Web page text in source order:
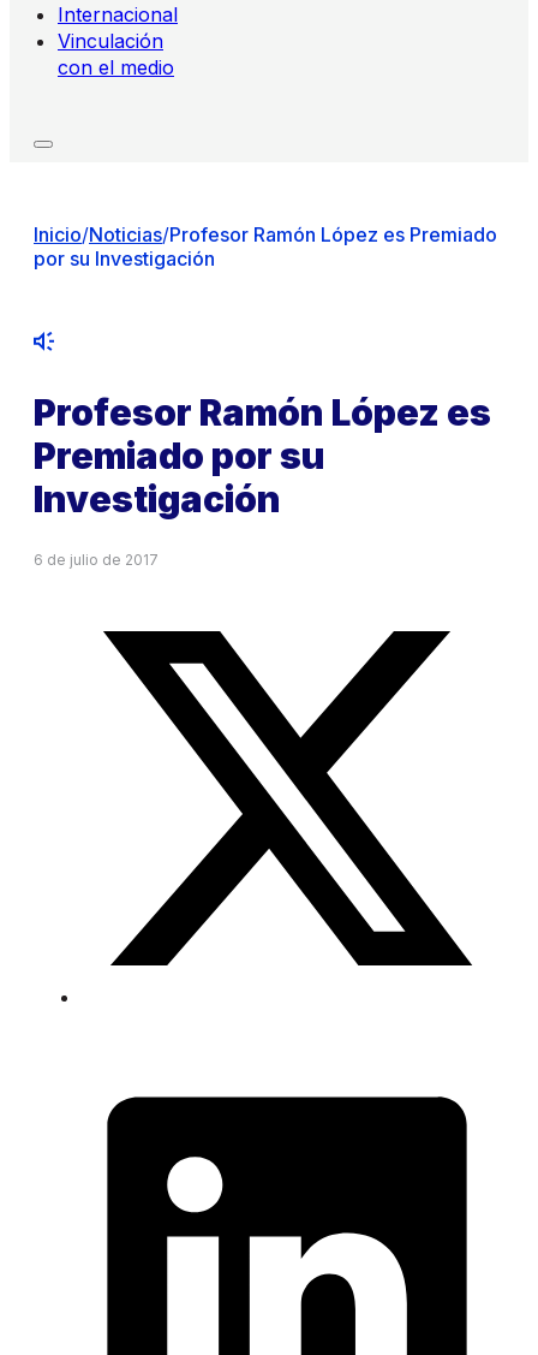
Internacional
Vinculación
con el medio
Inicio/Noticias/Profesor Ramón López es Premiado
por su Investigación
Profesor Ramón López es
Premiado por su
Investigación
6 de julio de 2017